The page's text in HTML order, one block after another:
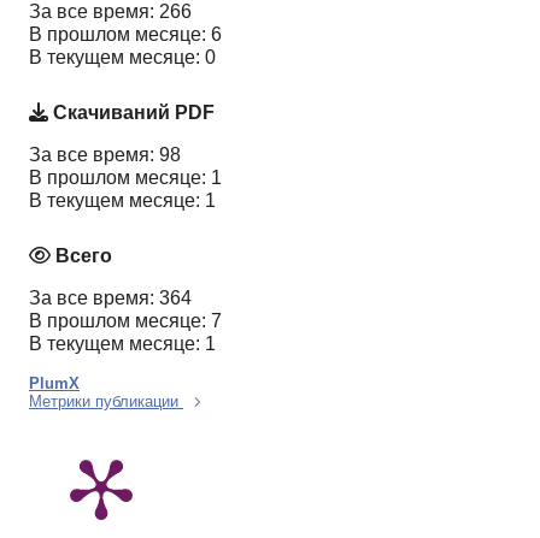
За все время: 266
В прошлом месяце: 6
В текущем месяце: 0
Скачиваний PDF
За все время: 98
В прошлом месяце: 1
В текущем месяце: 1
Всего
За все время: 364
В прошлом месяце: 7
В текущем месяце: 1
PlumX
Метрики публикации